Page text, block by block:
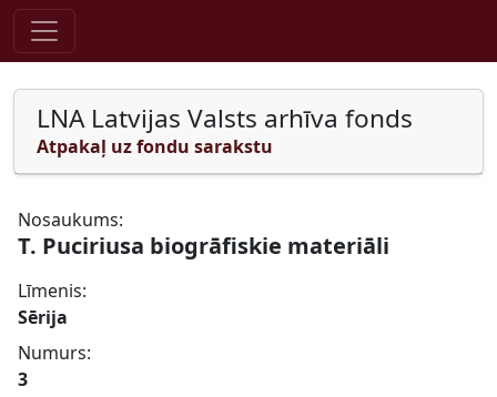
Pāriet uz saturu
LNA Latvijas Valsts arhīva fonds
Atpakaļ uz fondu sarakstu
Nosaukums:
T. Puciriusa biogrāfiskie materiāli
Līmenis:
Sērija
Numurs:
3